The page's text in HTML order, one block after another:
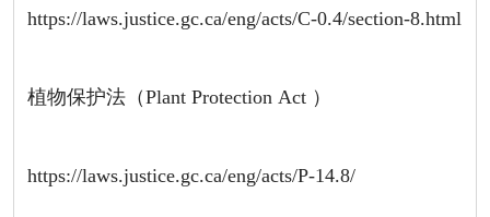
https://laws.justice.gc.ca/eng/acts/C-0.4/section-8.html
植物保护法（Plant Protection Act ）
https://laws.justice.gc.ca/eng/acts/P-14.8/